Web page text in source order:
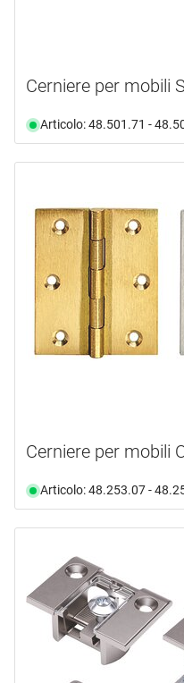
Cerniere per mobili
Articolo: 48.501.71 -
Cerniere per mobili
Articolo: 48.253.07 -